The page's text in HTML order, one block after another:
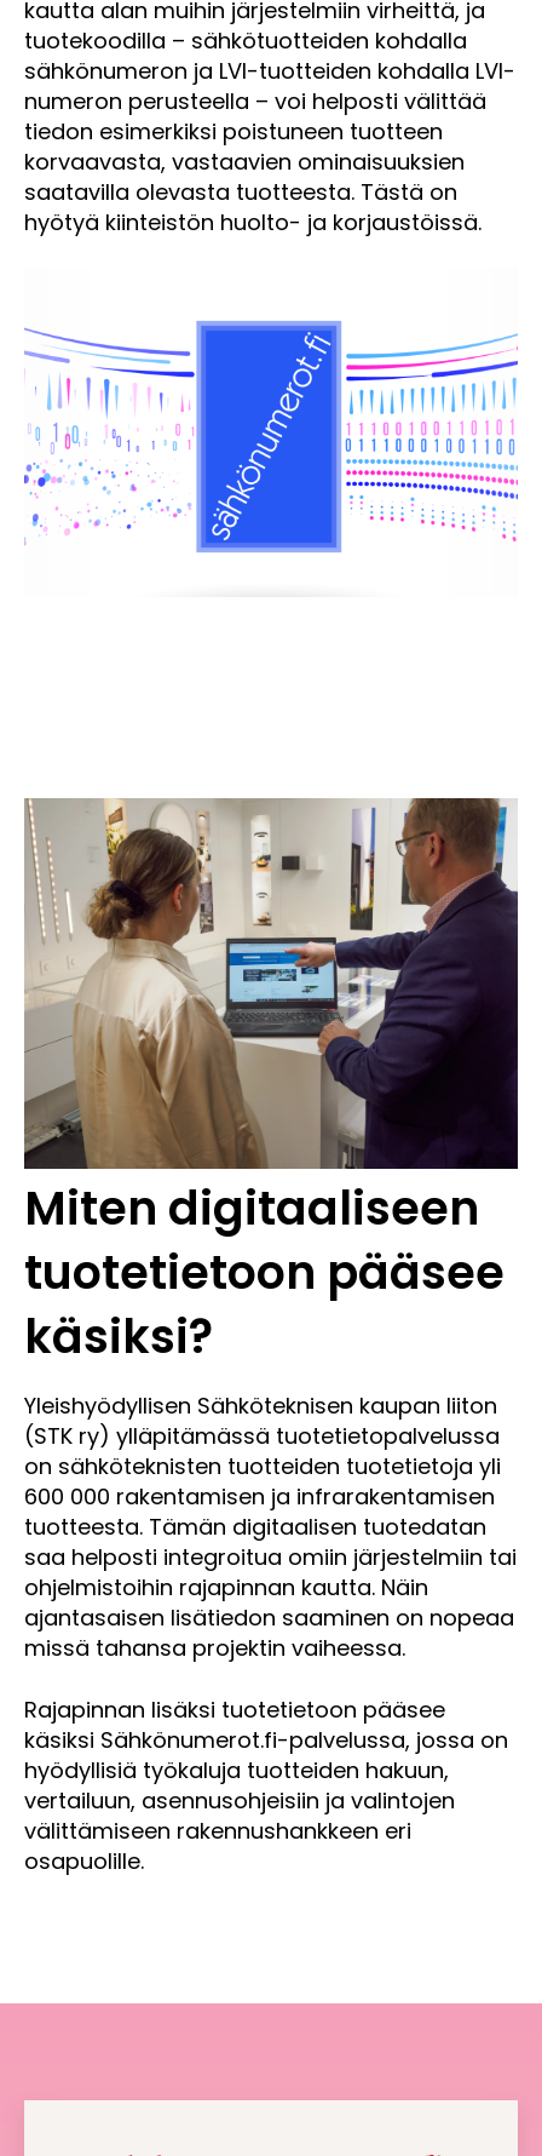
kautta alan muihin järjestelmiin virheittä, ja
tuotekoodilla – sähkötuotteiden kohdalla
sähkönumeron ja LVI-tuotteiden kohdalla LVI-
numeron perusteella – voi helposti välittää
tiedon esimerkiksi poistuneen tuotteen
korvaavasta, vastaavien ominaisuuksien
saatavilla olevasta tuotteesta. Tästä on
hyötyä kiinteistön huolto- ja korjaustöissä.
Miten digitaaliseen
tuotetietoon pääsee
käsiksi?
Yleishyödyllisen Sähköteknisen kaupan liiton
(STK ry) ylläpitämässä tuotetietopalvelussa
on sähköteknisten tuotteiden tuotetietoja yli
600 000 rakentamisen ja infrarakentamisen
tuotteesta. Tämän digitaalisen tuotedatan
saa helposti integroitua omiin järjestelmiin tai
ohjelmistoihin rajapinnan kautta. Näin
ajantasaisen lisätiedon saaminen on nopeaa
missä tahansa projektin vaiheessa.
Rajapinnan lisäksi tuotetietoon pääsee
käsiksi Sähkönumerot.fi-palvelussa, jossa on
hyödyllisiä työkaluja tuotteiden hakuun,
vertailuun, asennusohjeisiin ja valintojen
välittämiseen rakennushankkeen eri
osapuolille.